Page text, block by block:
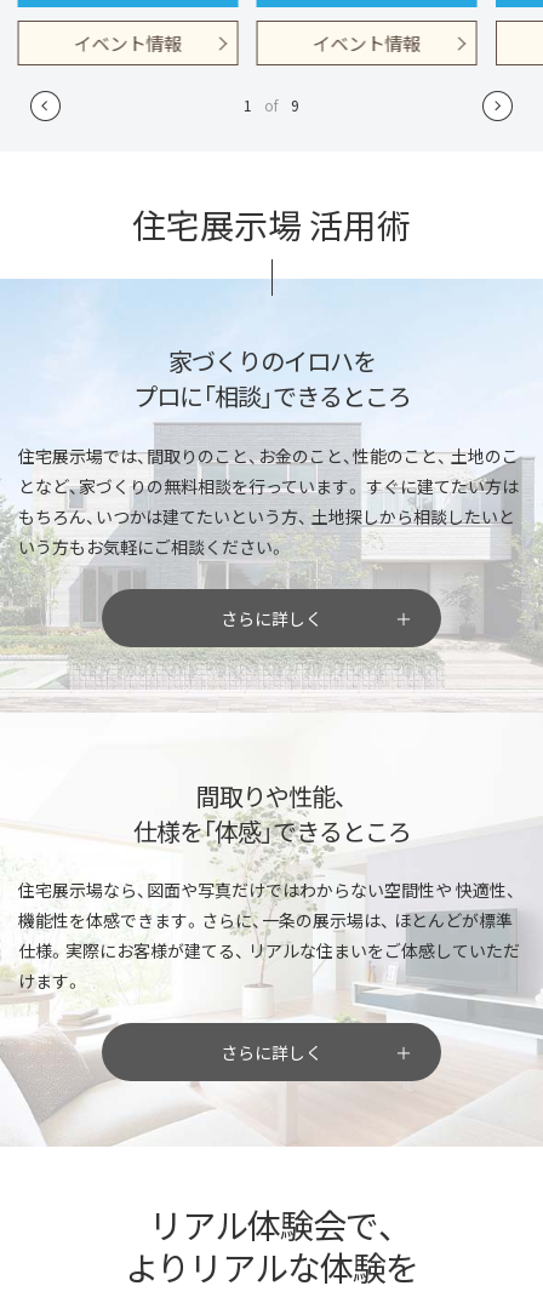
イベント情報 イベント情報
1 of 9
住宅展示場 活用術
家づくりのイロハを
プロに「相談」できるところ
住宅展示場では、間取りのこと、お金のこと、性能のこと、土地のこ
となど、家づくりの無料相談を行っています。 すぐに建てたい方は
もちろん、いつかは建てたいという方、 土地探しから相談したいと
いう方もお気軽にご相談ください。
さらに詳しく
間取りや性能、
仕様を「体感」できるところ
住宅展示場なら、図面や写真だけではわからない空間性や 快適性、
機能性を体感できます。さらに、一条の展示場は、 ほとんどが標準
仕様。実際にお客様が建てる、 リアルな住まいをご体感していただ
けます。
さらに詳しく
リアル体験会で、
よりリアルな体験を